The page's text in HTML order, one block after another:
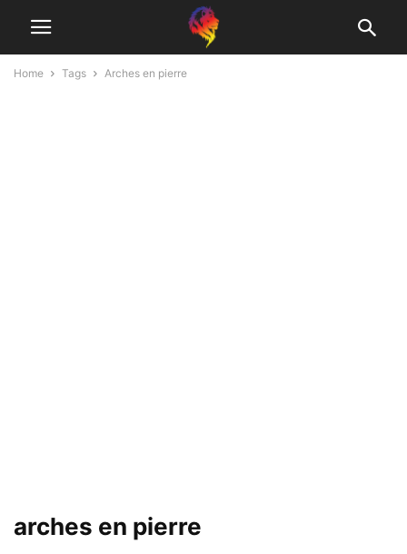
Home Tags Arches en pierre
arches en pierre